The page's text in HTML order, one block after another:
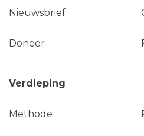
Nieuwsbrief
Doneer
Verdieping
Methode